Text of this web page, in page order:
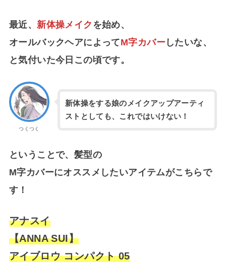
最近、 新体操メイク を始め、
オールバックヘアによってM字カバー したいな、
と気付いた今日この頃です。
つくつく
新体操をする娘のメイクアップアーティ
ストとしても、これではいけない！
ということで、髪型の
M字カバーにオススメしたいアイテムがこちらで
す！
アナスイ
【ANNA SUI】
アイブロウ コンパクト 05